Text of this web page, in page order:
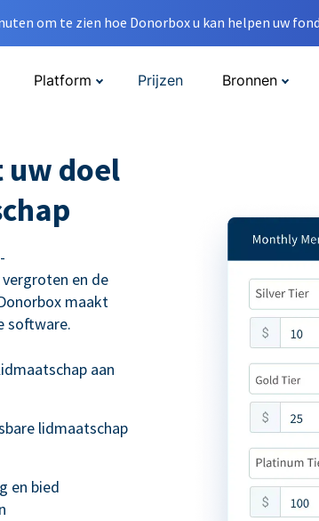
om te zien hoe Donorbox u kan helpen uw
Platform Prijzen Bronnen
uw doel
en de
maakt
software.
aan
lidmaatschap
en bied